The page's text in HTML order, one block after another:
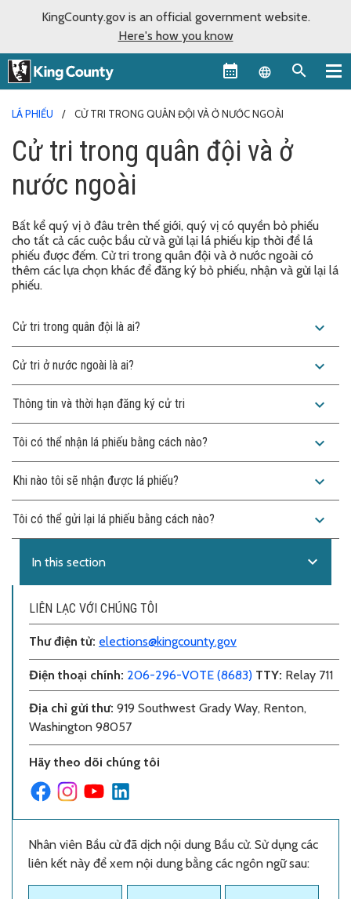
KingCounty.gov is an official government website.
Here's how you know
Language
LÁ PHIẾU CỬ TRI TRONG QUÂN ĐỘI VÀ Ở NƯỚC NGOÀI
Cử tri trong quân đội và ở
nước ngoài
Bất kể quý vị ở đâu trên thế giới, quý vị có quyền bỏ phiếu
cho tất cả các cuộc bầu cử và gửi lại lá phiếu kịp thời để lá
phiếu được đếm. Cử tri trong quân đội và ở nước ngoài có
thêm các lựa chọn khác để đăng ký bỏ phiếu, nhận và gửi lại lá
phiếu.
Cử tri trong quân đội là ai? expand_more
Cử tri ở nước ngoài là ai? expand_more
Thông tin và thời hạn đăng ký cử tri expand_more
Tôi có thể nhận lá phiếu bằng cách nào? expand_more
Khi nào tôi sẽ nhận được lá phiếu? expand_more
Tôi có thể gửi lại lá phiếu bằng cách nào? expand_more
In this section expand_more
LIÊN LẠC VỚI CHÚNG TÔI
Thư điện tử: elections@kingcounty.gov
Điện thoại chính: 206-296-VOTE (8683) TTY: Relay 711
Địa chỉ gửi thư: 919 Southwest Grady Way, Renton,
Washington 98057
Hãy theo dõi chúng tôi
Nhân viên Bầu cử đã dịch nội dung Bầu cử. Sử dụng các
liên kết này để xem nội dung bằng các ngôn ngữ sau: